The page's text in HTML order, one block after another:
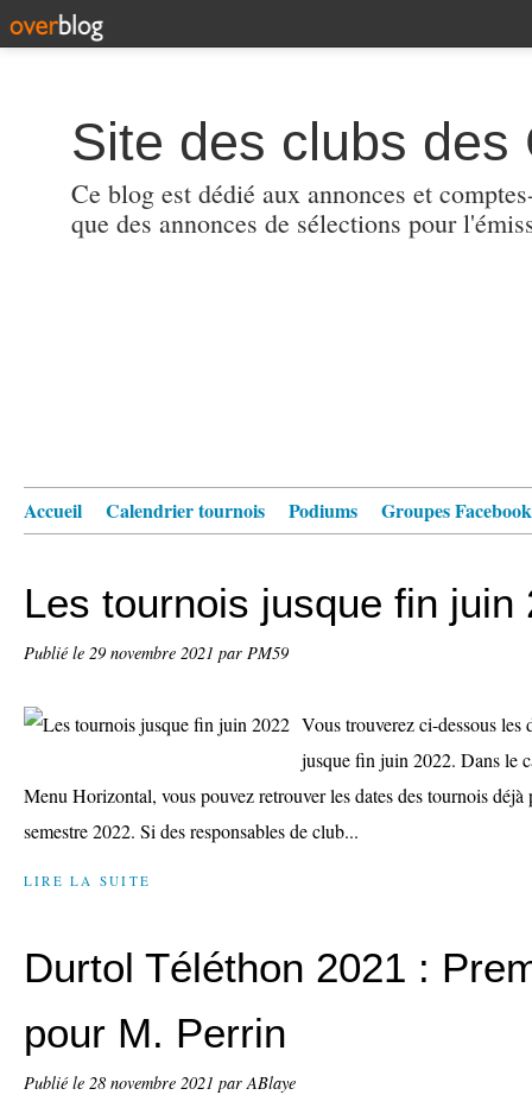
Site des clubs
Ce blog est dédié aux annonces et
que des annonces de sélections pour
Accueil Calendrier tournois Podiums Groupes Facebook
Les tournois jusque fin juin
Publié le 29 novembre 2021 par PM59
Vous trouverez ci-dessous les
jusque fin juin 2022. Dans le
Menu Horizontal, vous pouvez retrouver les dates des tournois déjà
semestre 2022. Si des responsables de club...
LIRE LA SUITE
Durtol Téléthon 2021 :
pour M. Perrin
Publié le 28 novembre 2021 par ABlaye